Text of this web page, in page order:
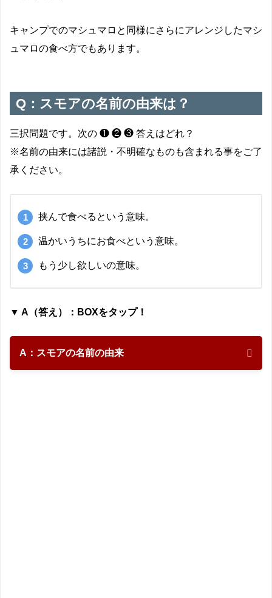
キャンプでのマシュマロと同様にさらにアレンジしたマシ
ュマロの食べ方でもあります。
Q：スモアの名前の由来は？
三択問題です。次の ❶ ❷ ❸ 答えはどれ？
※名前の由来には諸説・不明確なものも含まれる事をご了
承ください。
挟んで食べるという意味。
温かいうちにお食べという意味。
もう少し欲しいの意味。
▼ A（答え）：BOXをタップ！
A： スモアの名前の由来